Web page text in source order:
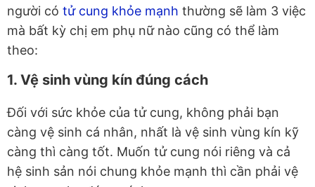
người có tử cung khỏe mạnh thường sẽ làm 3 việc
mà bất kỳ chị em phụ nữ nào cũng có thể làm
theo:
1. Vệ sinh vùng kín đúng cách
Đối với sức khỏe của tử cung, không phải bạn
càng vệ sinh cá nhân, nhất là vệ sinh vùng kín kỹ
càng thì càng tốt. Muốn tử cung nói riêng và cả
hệ sinh sản nói chung khỏe mạnh thì cần phải vệ